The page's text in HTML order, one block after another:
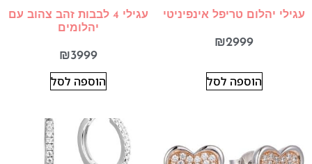
עגילי יהלום טריפל אינפיניטי
₪2999
הוספה לסל
עגילי 4 לבבות זהב צהוב עם
יהלומים
₪3999
הוספה לסל